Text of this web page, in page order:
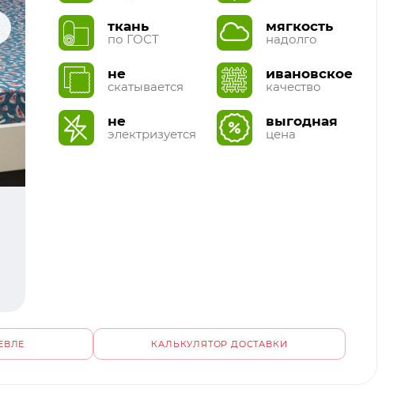
ткань
по ГОСТ
не
скатывается
не
электризуется
мягкость
надолго
ивановское
качество
выгодная
цена
КАЛЬКУЛЯТОР ДОСТАВКИ